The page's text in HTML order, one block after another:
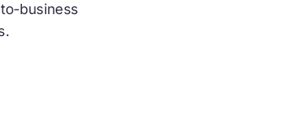
business